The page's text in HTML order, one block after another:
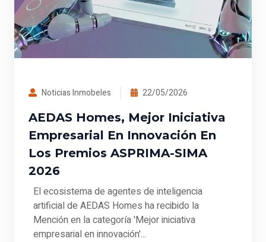
Noticias Inmobeles 22/05/2026
AEDAS Homes, Mejor Iniciativa
Empresarial En Innovación En
Los Premios ASPRIMA-SIMA
2026
El ecosistema de agentes de inteligencia
artificial de AEDAS Homes ha recibido la
Mención en la categoría 'Mejor iniciativa
empresarial en innovación'...